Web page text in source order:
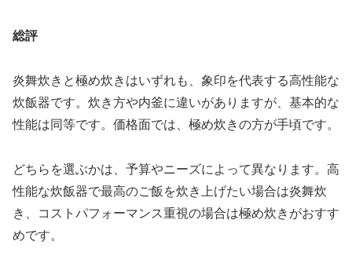
総評
炎舞炊きと極め炊きはいずれも、象印を代表する高性能な
炊飯器です。炊き方や内釜に違いがありますが、基本的な
性能は同等です。価格面では、極め炊きの方が手頃です。
どちらを選ぶかは、予算やニーズによって異なります。高
性能な炊飯器で最高のご飯を炊き上げたい場合は炎舞炊
き、コストパフォーマンス重視の場合は極め炊きがおすす
めです。